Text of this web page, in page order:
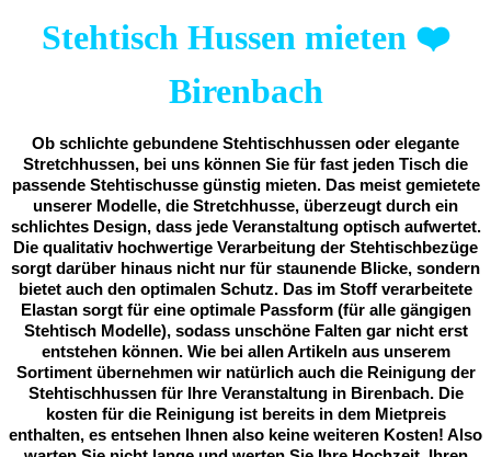
Stehtisch Hussen mieten ❤️
Birenbach
Ob schlichte gebundene Stehtischhussen oder elegante
Stretchhussen, bei uns können Sie für fast jeden Tisch die
passende Stehtischusse günstig mieten. Das meist gemietete
unserer Modelle, die Stretchhusse, überzeugt durch ein
schlichtes Design, dass jede Veranstaltung optisch aufwertet.
Die qualitativ hochwertige Verarbeitung der Stehtischbezüge
sorgt darüber hinaus nicht nur für staunende Blicke, sondern
bietet auch den optimalen Schutz. Das im Stoff verarbeitete
Elastan sorgt für eine optimale Passform (für alle gängigen
Stehtisch Modelle), sodass unschöne Falten gar nicht erst
entstehen können. Wie bei allen Artikeln aus unserem
Sortiment übernehmen wir natürlich auch die Reinigung der
Stehtischhussen für Ihre Veranstaltung in Birenbach. Die
kosten für die Reinigung ist bereits in dem Mietpreis
enthalten, es entsehen Ihnen also keine weiteren Kosten! Also